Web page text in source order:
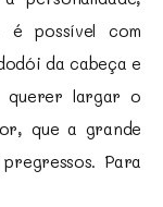
é possível com
da cabeça e
querer largar o
que a grande
Para